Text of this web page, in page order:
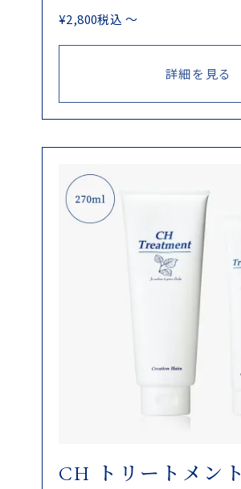
¥2,800税込 〜
詳細を見る
CH トリートメント